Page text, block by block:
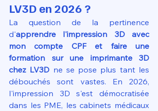
LV3D en 2026 ?
La question de la pertinence
d'apprendre l'impression 3D avec
mon compte CPF et faire une
formation sur une imprimante 3D
chez LV3D ne se pose plus tant les
débouchés sont vastes. En 2026,
l'impression 3D s'est démocratisée
dans les PME, les cabinets médicaux